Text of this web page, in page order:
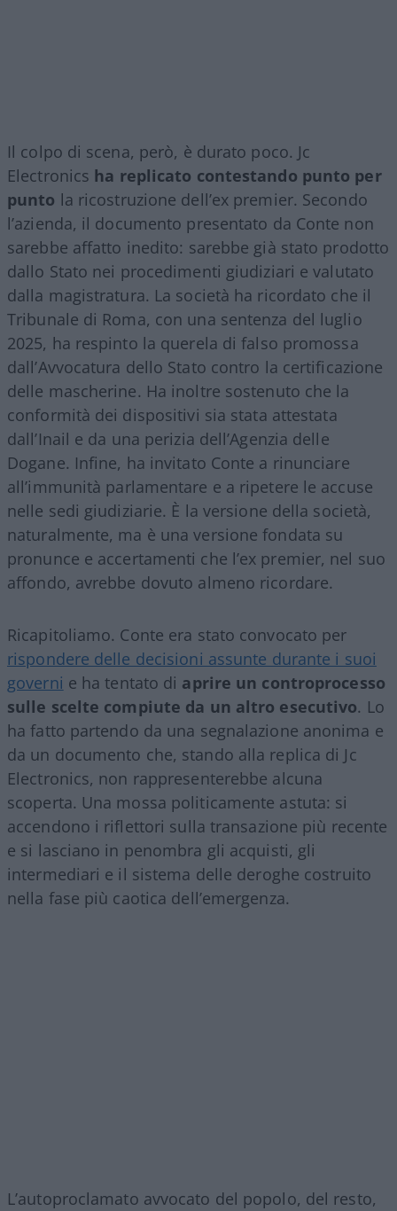
Il colpo di scena, però, è durato poco. Jc
Electronics ha replicato contestando punto per
punto la ricostruzione dell’ex premier. Secondo
l’azienda, il documento presentato da Conte non
sarebbe affatto inedito: sarebbe già stato prodotto
dallo Stato nei procedimenti giudiziari e valutato
dalla magistratura. La società ha ricordato che il
Tribunale di Roma, con una sentenza del luglio
2025, ha respinto la querela di falso promossa
dall’Avvocatura dello Stato contro la certificazione
delle mascherine. Ha inoltre sostenuto che la
conformità dei dispositivi sia stata attestata
dall’Inail e da una perizia dell’Agenzia delle
Dogane. Infine, ha invitato Conte a rinunciare
all’immunità parlamentare e a ripetere le accuse
nelle sedi giudiziarie. È la versione della società,
naturalmente, ma è una versione fondata su
pronunce e accertamenti che l’ex premier, nel suo
affondo, avrebbe dovuto almeno ricordare.
Ricapitoliamo. Conte era stato convocato per
rispondere delle decisioni assunte durante i suoi
governi e ha tentato di aprire un controprocesso
sulle scelte compiute da un altro esecutivo. Lo
ha fatto partendo da una segnalazione anonima e
da un documento che, stando alla replica di Jc
Electronics, non rappresenterebbe alcuna
scoperta. Una mossa politicamente astuta: si
accendono i riflettori sulla transazione più recente
e si lasciano in penombra gli acquisti, gli
intermediari e il sistema delle deroghe costruito
nella fase più caotica dell’emergenza.
L’autoproclamato avvocato del popolo, del resto,